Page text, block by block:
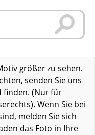
größer zu sehen.
senden Sie uns
finden. (Nur für
Wenn Sie bei
melden Sie sich
das Foto in Ihre